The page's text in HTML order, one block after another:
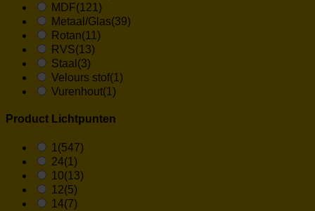
MDF(121)
Metaal/Glas(39)
Rotan(11)
RVS(13)
Staal (3)
Velours stof(1)
Vurenhout(1)
Product Lichtpunten
1 (547)
24(1)
10(13)
12(5)
14(7)